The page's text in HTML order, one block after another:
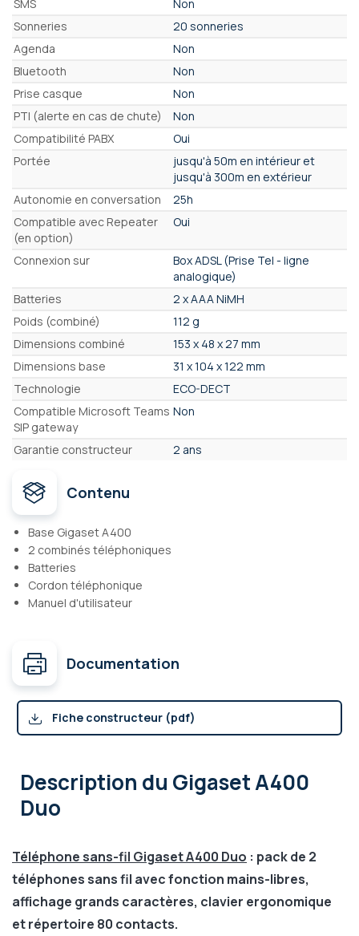
SMS
Non
Sonneries
20 sonneries
Agenda
Non
Bluetooth
Non
Prise casque
Non
PTI (alerte en cas de chute)
Non
Compatibilité PABX
Oui
Portée
jusqu'à 50m en intérieur et
jusqu'à 300m en extérieur
Autonomie en conversation
25h
Compatible avec Repeater
(en option)
Oui
Connexion sur
Box ADSL (Prise Tel - ligne
analogique)
Batteries
2 x AAA NiMH
Poids (combiné)
112 g
Dimensions combiné
153 x 48 x 27 mm
Dimensions base
31 x 104 x 122 mm
Technologie
ECO-DECT
Compatible Microsoft Teams
SIP gateway
Non
Garantie constructeur 2 ans
Contenu
Base Gigaset A400
2 combinés téléphoniques
Batteries
Cordon téléphonique
Manuel d'utilisateur
Documentation
Fiche constructeur (pdf)
Description du Gigaset A400
Duo
Téléphone sans-fil Gigaset A400 Duo : pack de 2
téléphones sans fil avec fonction mains-libres,
affichage grands caractères, clavier ergonomique
et répertoire 80 contacts.